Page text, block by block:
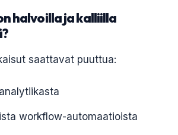
halvoilla ja kalliilla
saattavat puuttua:
workflow-automaatioista